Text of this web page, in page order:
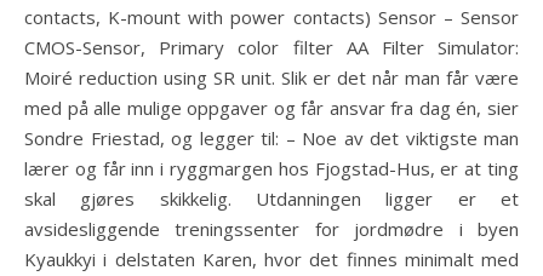
contacts, K-mount with power contacts) Sensor – Sensor
CMOS-Sensor, Primary color filter AA Filter Simulator:
Moiré reduction using SR unit. Slik er det når man får være
med på alle mulige oppgaver og får ansvar fra dag én, sier
Sondre Friestad, og legger til: – Noe av det viktigste man
lærer og får inn i ryggmargen hos Fjogstad-Hus, er at ting
skal gjøres skikkelig. Utdanningen ligger er et
avsidesliggende treningssenter for jordmødre i byen
Kyaukkyi i delstaten Karen, hvor det finnes minimalt med